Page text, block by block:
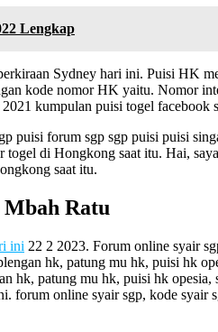
Lengkap
Sydney hari ini. Puisi HK
kode nomor HK yaitu. Nomor
kumpulan puisi togel facebook
puisi forum sgp sgp puisi puisi
togel di Hongkong saat itu. Hai,
saat itu.
Ratu
ini 22 2 2023. Forum online syair
hk, patung mu hk, puisi hk
hk, patung mu hk, puisi hk opesia,
forum online syair sgp, kode syair